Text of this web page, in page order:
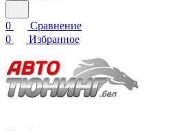
0
Сравнение
0
Избранное